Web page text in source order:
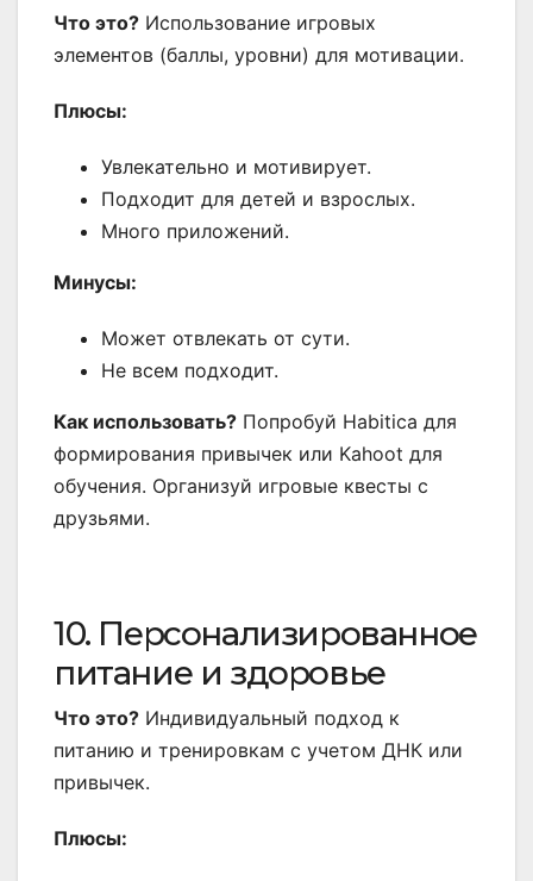
Что это? Использование игровых
элементов (баллы, уровни) для мотивации.
Плюсы:
Увлекательно и мотивирует.
Подходит для детей и взрослых.
Много приложений.
Минусы:
Может отвлекать от сути.
Не всем подходит.
Как использовать? Попробуй Habitica для
формирования привычек или Kahoot для
обучения. Организуй игровые квесты с
друзьями.
10. Персонализированное
питание и здоровье
Что это? Индивидуальный подход к
питанию и тренировкам с учетом ДНК или
привычек.
Плюсы: